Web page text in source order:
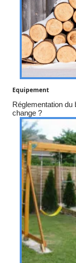
Equipement
Réglementation du
change ?